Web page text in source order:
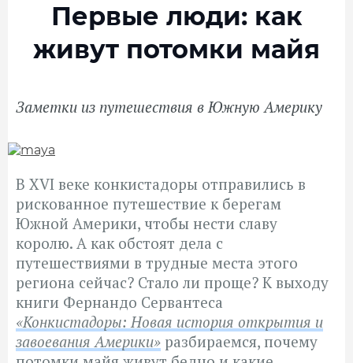
Первые люди: как
живут потомки майя
Заметки из путешествия в Южную Америку
В XVI веке конкистадоры отправились в
рискованное путешествие к берегам
Южной Америки, чтобы нести славу
королю. А как обстоят дела с
путешествиями в трудные места этого
региона сейчас? Стало ли проще? К выходу
книги Фернандо Сервантеса
«Конкистадоры: Новая история открытия и
завоевания Америки» разбираемся, почему